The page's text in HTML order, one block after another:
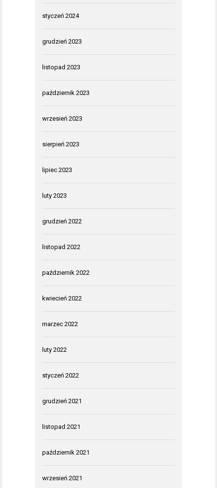
styczeń 2024
grudzień 2023
listopad 2023
październik 2023
wrzesień 2023
sierpień 2023
lipiec 2023
luty 2023
grudzień 2022
listopad 2022
październik 2022
kwiecień 2022
marzec 2022
luty 2022
styczeń 2022
grudzień 2021
listopad 2021
październik 2021
wrzesień 2021